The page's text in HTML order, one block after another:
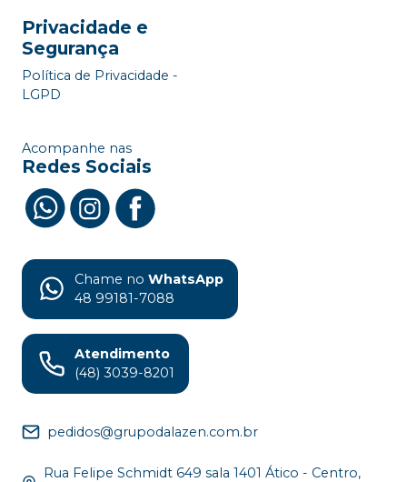
Privacidade e
Segurança
Política de Privacidade -
LGPD
Acompanhe nas
Redes Sociais
Chame no WhatsApp
48 99181-7088
Atendimento
(48) 3039-8201
pedidos@grupodalazen.com.br
Rua Felipe Schmidt 649 sala 1401 Ático - Centro,